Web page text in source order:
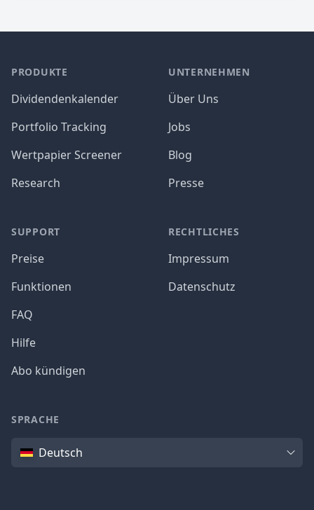
PRODUKTE
Dividendenkalender
Portfolio Tracking
Wertpapier Screener
Research
SUPPORT
Preise
Funktionen
FAQ
Hilfe
Abo kündigen
UNTERNEHMEN
Über Uns
Jobs
Blog
Presse
RECHTLICHES
Impressum
Datenschutz
SPRACHE
SpracheDeutsch